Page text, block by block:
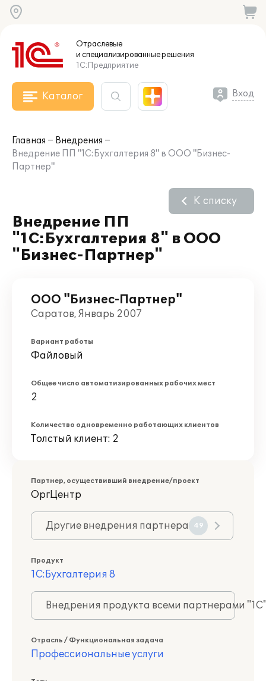
Отраслевые
и специализированныерешения
1С:Предприятие
Каталог Вход
Главная
Внедрения
Внедрение ПП "1С:Бухгалтерия 8" в ООО "Бизнес-
Партнер"
Внедрение ПП
"1С:Бухгалтерия 8" в ООО
"Бизнес-Партнер"
К списку
ООО "Бизнес-Партнер"
Саратов, Январь 2007
Вариант работы
Файловый
Общее число автоматизированных рабочих мест
2
Количество одновременно работающих клиентов
Толстый клиент: 2
Партнер, осуществивший внедрение/проект
ОргЦентр
Другие внедрения партнера 49
Продукт
1С:Бухгалтерия 8
Внедрения продукта всеми партнерами
Отрасль / Функциональная задача
Профессиональные услуги